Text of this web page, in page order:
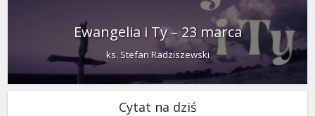
Ewangelia i Ty – 23 marca
ks. Stefan Radziszewski
Cytat na dziś